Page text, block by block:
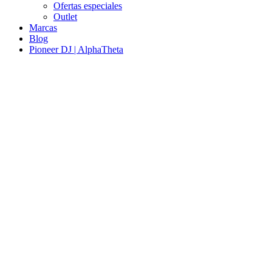
Ofertas especiales
Outlet
Marcas
Blog
Pioneer DJ | AlphaTheta